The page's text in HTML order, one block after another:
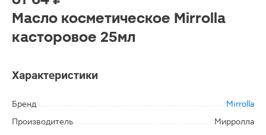
Масло косметическое Mirrolla
касторовое 25мл
Характеристики
Бренд
Mirrolla
Производитель
Мирролла